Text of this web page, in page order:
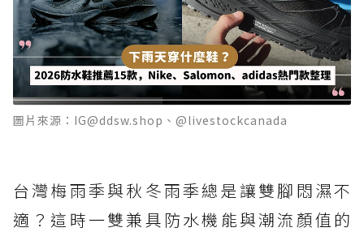
圖片來源：IG@ddsw.shop、@livestockcanada
台灣梅雨季與秋冬雨季總是讓雙腳悶濕不
適？這時一雙兼具防水機能與潮流顏值的